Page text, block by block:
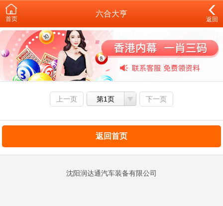
首页
六合大亨
返回
上一页 第1页 下一页
返回首页
沈阳润达通汽车装备有限公司